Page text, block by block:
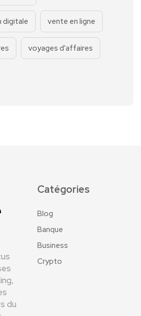
digitale vente en ligne
voyages d'affaires
du
Catégories
Blog
Banque
Business
Crypto